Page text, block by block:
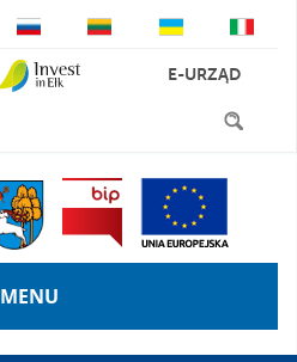
E-URZĄD
MENU